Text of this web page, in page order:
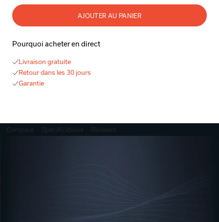
AJOUTER AU PANIER
Pourquoi acheter en direct
Livraison gratuite
Retour dans les 30 jours
Garantie